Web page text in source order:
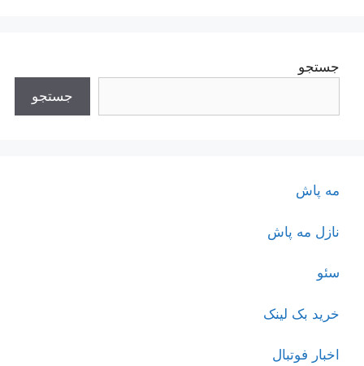
جستجو
جستجو
مه پاش
نازل مه پاش
سئو
خرید بک لینک
اخبار فوتبال